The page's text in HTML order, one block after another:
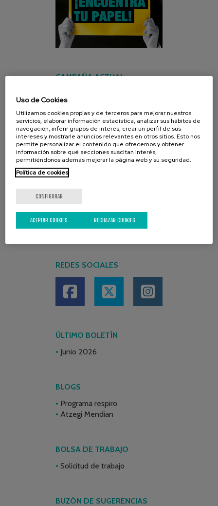
CAMPAÑA ACTUAL
REDES SOCIALES
ÚLTIMO BOLETÍN
Junio 2026
BLOGS
Programa respiro
Atzegi Mendian
BOLSA DE TRABAJO
Solicitud de trabajo
BUZÓN DE SUGERENCIAS
Uso de Cookies
Utilizamos cookies propias y de terceros para mejorar nuestros
servicios, elaborar información estadística, analizar sus hábitos de
navegación, inferir grupos de interés, crear un perfil de sus
intereses y mostrarle anuncios relevantes en otros sitios. Esto nos
permite personalizar el contenido que ofrecemos y obtener
información sobre qué secciones suscitan interés,
permitiéndonos además mejorar la página web y su seguridad.
Política de cookies
CONFIGURAR
RECHAZAR COOKIES
ACEPTAR COOKIES